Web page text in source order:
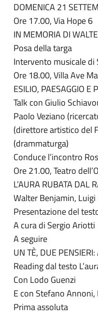
DOMENICA 21
Ore 17.00, Via Hope 6
IN MEMORIA DI
Posa della targa
Intervento musicale di
Ore 18.00, Villa Ave
ESILIO, PAESAGGIO E
Talk con Giulio
Paolo Veziano
(direttore artistico del
(drammaturga)
Conduce l’incontro
Ore 21.00, Teatro
L’AURA RUBATA DAL
Walter Benjamin,
Presentazione del
A cura di Sergio Ariotti
A seguire
UN TÈ, DUE
Reading dal testo
Con Lodo Guenzi
E con Stefano Annoni,
Prima assoluta